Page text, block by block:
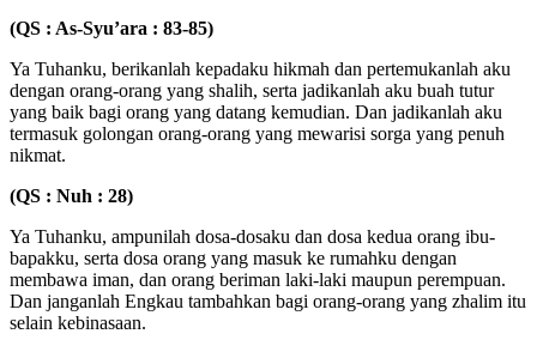
(QS : As-Syu’ara : 83-85)
Ya Tuhanku, berikanlah kepadaku hikmah dan pertemukanlah aku
dengan orang-orang yang shalih, serta jadikanlah aku buah tutur
yang baik bagi orang yang datang kemudian. Dan jadikanlah aku
termasuk golongan orang-orang yang mewarisi sorga yang penuh
nikmat.
(QS : Nuh : 28)
Ya Tuhanku, ampunilah dosa-dosaku dan dosa kedua orang ibu-
bapakku, serta dosa orang yang masuk ke rumahku dengan
membawa iman, dan orang beriman laki-laki maupun perempuan.
Dan janganlah Engkau tambahkan bagi orang-orang yang zhalim itu
selain kebinasaan.